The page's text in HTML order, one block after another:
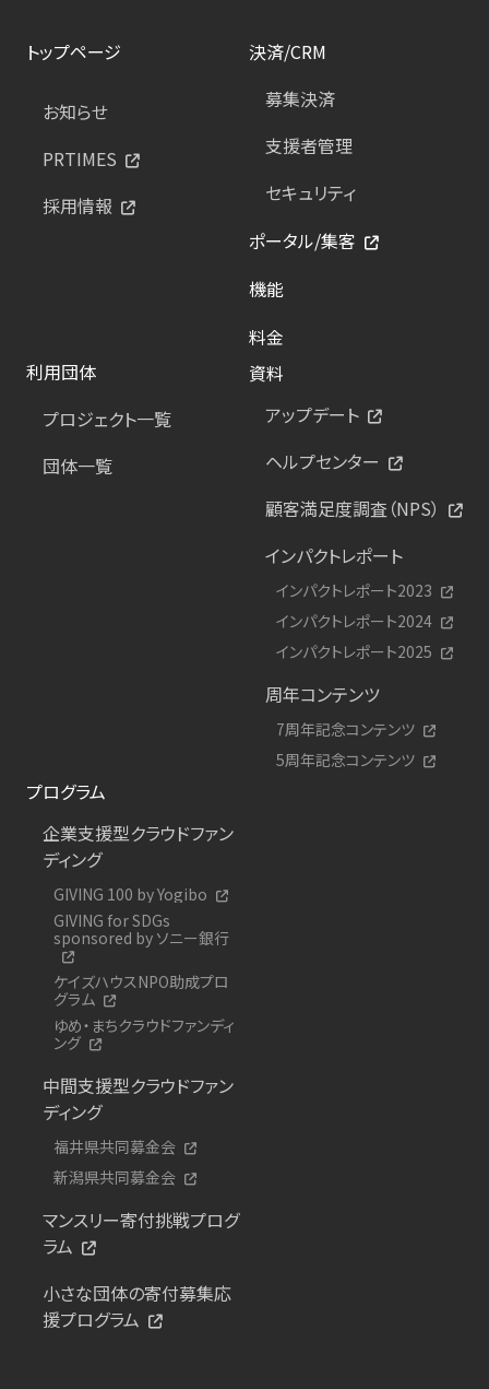
トップページ
お知らせ
PRTIMES
採用情報
決済/CRM
募集決済
支援者管理
セキュリティ
ポータル/集客
機能
料金
利用団体
プロジェクト一覧
団体一覧
資料
アップデート
ヘルプセンター
顧客満足度調査（NPS）
インパクトレポート
インパクトレポート2023
インパクトレポート2024
インパクトレポート2025
周年コンテンツ
7周年記念コンテンツ
5周年記念コンテンツ
プログラム
企業支援型クラウドファン
ディング
GIVING 100 by Yogibo
GIVING for SDGs
sponsored by ソニー銀行
ケイズハウスNPO助成プロ
グラム
ゆめ・まちクラウドファンディ
ング
中間支援型クラウドファン
ディング
福井県共同募金会
新潟県共同募金会
マンスリー寄付挑戦プログ
ラム
小さな団体の寄付募集応
援プログラム